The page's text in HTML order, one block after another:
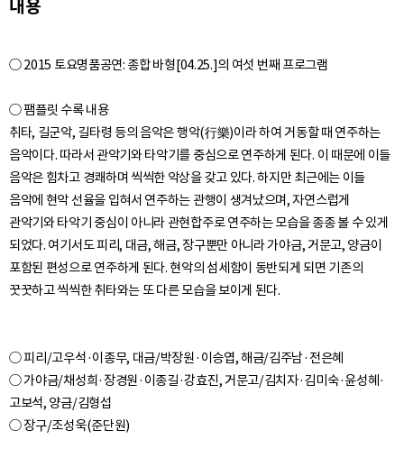
내용
○ 2015 토요명품공연: 종합 바형[04.25.]의 여섯 번째 프로그램
○ 팸플릿 수록 내용
취타, 길군악, 길타령 등의 음악은 행악(行樂)이라 하여 거동할 때 연주하는
음악이다. 따라서 관악기와 타악기를 중심으로 연주하게 된다. 이 때문에 이들
음악은 힘차고 경쾌하며 씩씩한 악상을 갖고 있다. 하지만 최근에는 이들
음악에 현악 선율을 입혀서 연주하는 관행이 생겨났으며, 자연스럽게
관악기와 타악기 중심이 아니라 관현합주로 연주하는 모습을 종종 볼 수 있게
되었다. 여기서도 피리, 대금, 해금, 장구뿐만 아니라 가야금, 거문고, 양금이
포함된 편성으로 연주하게 된다. 현악의 섬세함이 동반되게 되면 기존의
○ 피리/고우석·이종무, 대금/박장원·이승엽, 해금/김주남·전은혜
○ 가야금/채성희·장경원·이종길·강효진, 거문고/김치자·김미숙·윤성혜·
고보석, 양금/김형섭